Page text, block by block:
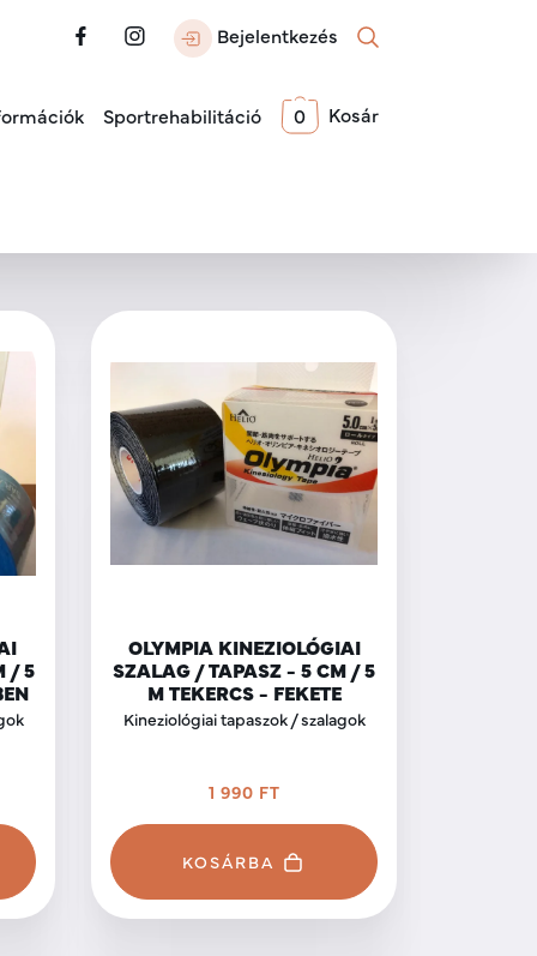
Bejelentkezés
Sportrehabilitáció 0 Kosár
/ 5
OLYMPIA KINEZIOLÓGIAI
SZALAG / TAPASZ - 5 CM / 5
M TEKERCS - FEKETE
Kineziológiai tapaszok / szalagok
1 990 FT
KOSÁRBA